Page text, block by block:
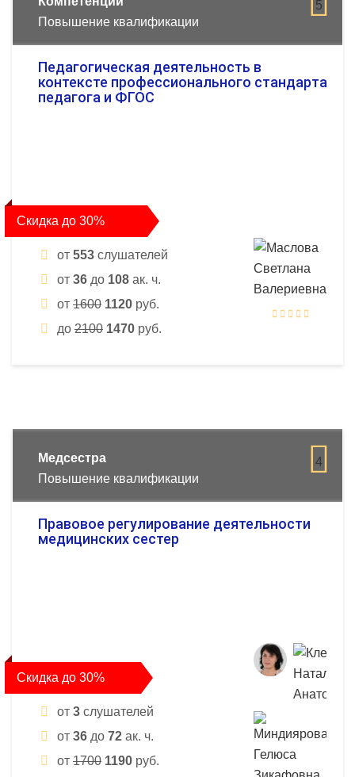
5
Повышение квалификации
Педагогическая деятельность в
контексте профессионального стандарта
педагога и ФГОС
Скидка до 30%
от 553 слушателей
от 36 до 108 ак. ч.
от 1600 1120 руб.
до 2100 1470 руб.
4
Медсестра
Повышение квалификации
Правовое регулирование деятельности
медицинских сестер
Скидка до 30%
от 3 слушателей
от 36 до 72 ак. ч.
от 1700 1190 руб.